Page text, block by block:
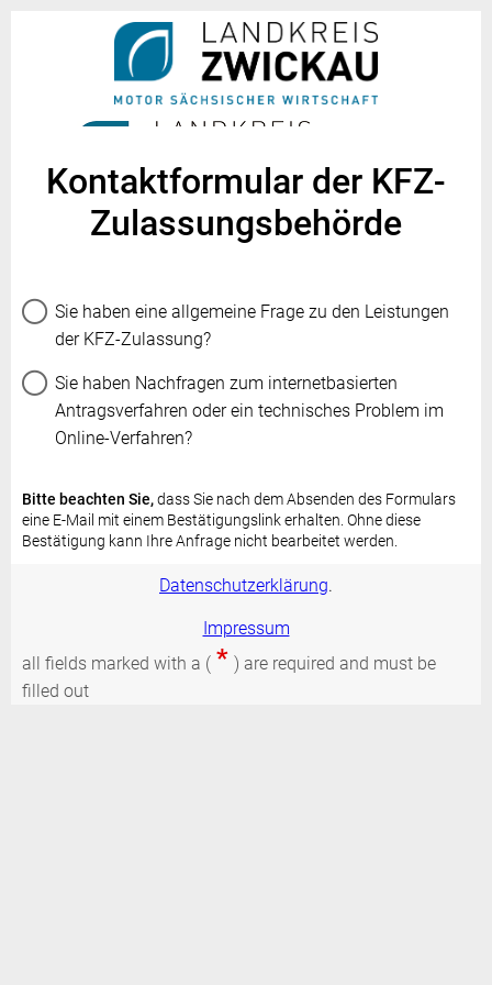
Kontaktformular der KFZ-
Zulassungsbehörde
Sie haben eine allgemeine Frage zu den Leistungen
der KFZ-Zulassung?
Sie haben Nachfragen zum internetbasierten
Antragsverfahren oder ein technisches Problem im
Online-Verfahren?
Bitte beachten Sie,dass Sie nach dem Absenden des Formulars
eine E-Mail mit einem Bestätigungslink erhalten. Ohne diese
Bestätigung kann Ihre Anfrage nicht bearbeitet werden.
Datenschutzerklärung.
Impressum
all fields marked with a ( * ) are required and must be
filled out